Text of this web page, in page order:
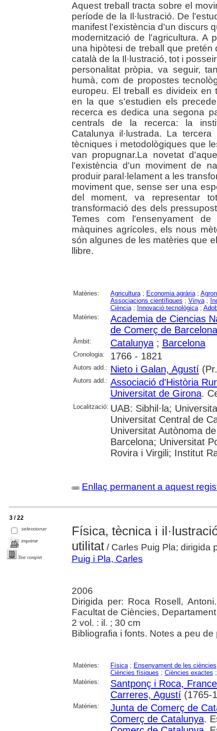
Aquest treball tracta sobre el
període de la Il·lustració. De
manifest l'existència d'un discurs
modernització de l'agricultura. A
una hipòtesi de treball que
català de la Il·lustració, tot i
personalitat pròpia, va seguir,
humà, com de propostes
europeu. El treball es divideix en
en la que s'estudien els
recerca es dedica una segona
centrals de la recerca: la
Catalunya il·lustrada. La
tècniques i metodològiques que
van propugnar.La novetat
l'existència d'un moviment de
produir paral·lelament a les
moviment que, sense ser una
del moment, va representar
transformació des dels
Temes com l'ensenyament
màquines agrícoles, els nous
són algunes de les matèries que
llibre.
Matèries: Agricultura; Economia agrària;
Associacions científiques ; Vinya;
Ciència; Innovació tecnològica;
Matèries:
Academia de Ciencias
de Comerç de Barcelona
Àmbit: Catalunya; Barcelona
Cronologia: 1766 - 1821
Autors add.: Nieto i Galan, Agustí
Autors add.: Associació d'Història
Universitat de Girona.
Localització: UAB: Sibhil·la;
Universitat Central de
Universitat Autònoma
Barcelona; Universitat
Rovira i Virgili; Institut
Enllaç permanent a aquest
3 / 22
seleccionar
imprimir
Text complet
Física, tècnica i
utilitat/ Carles Puig Pla; dirigida
Puig i Pla, Carles
2006
Dirigida per: Roca Rosell,
Facultat de Ciències,
2 vol. : il. ; 30 cm
Bibliografia i fonts. Notes a peu
Matèries: Física; Ensenyament de les ciències
Ciències físiques ; Ciències exactes
Matèries:
Santponç i Roca,
Carreres, Agustí(1765-
Matèries:
Junta de Comerç de
Comerç de Catalunya.